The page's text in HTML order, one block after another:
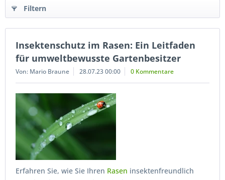
Filtern
Insektenschutz im Rasen: Ein Leitfaden
für umweltbewusste Gartenbesitzer
Von: Mario Braune 28.07.23 00:00 0 Kommentare
Erfahren Sie, wie Sie Ihren Rasen insektenfreundlich